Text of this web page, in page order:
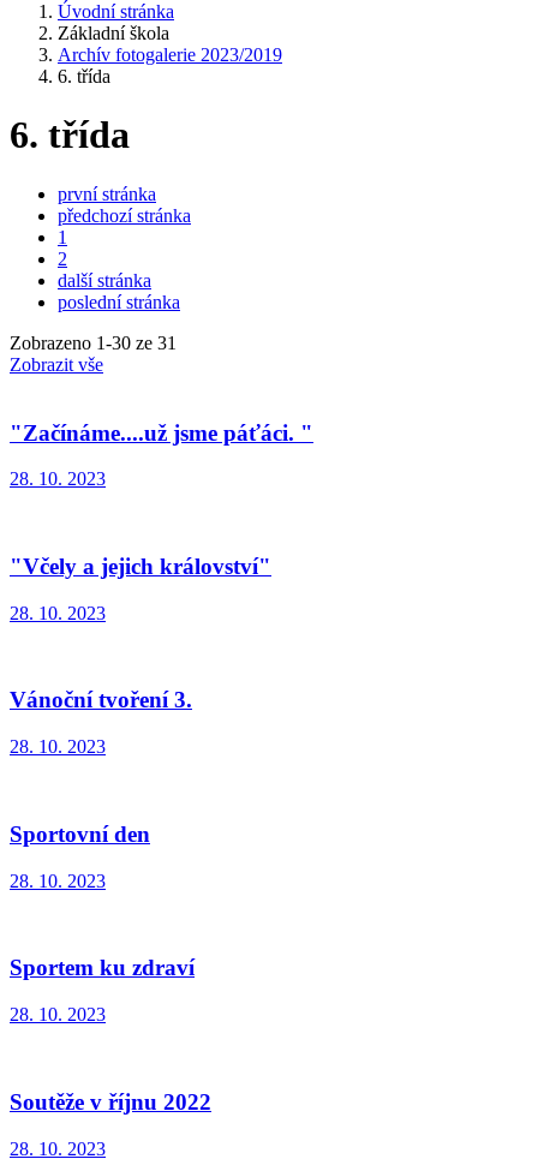
Úvodní stránka
Základní škola
Archív fotogalerie 2023/2019
6. třída
6. třída
první stránka
předchozí stránka
1
2
další stránka
poslední stránka
Zobrazeno 1-30 ze 31
Zobrazit vše
"Začínáme....už jsme páťáci. "
28. 10. 2023
"Včely a jejich království"
28. 10. 2023
Vánoční tvoření 3.
28. 10. 2023
Sportovní den
28. 10. 2023
Sportem ku zdraví
28. 10. 2023
Soutěže v říjnu 2022
28. 10. 2023